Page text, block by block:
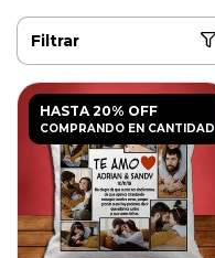
Filtrar
HASTA 20% OFF
COMPRANDO EN CANTIDAD